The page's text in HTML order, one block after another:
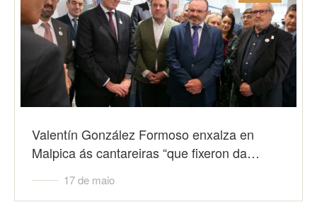
Valentín González Formoso enxalza en
Malpica ás cantareiras “que fixeron da…
17 de maio